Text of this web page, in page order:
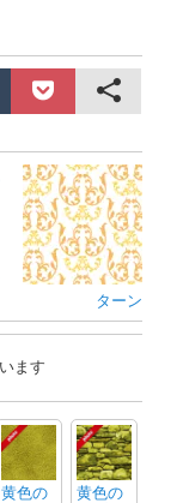
ターン
ます
黄色の 黄色の